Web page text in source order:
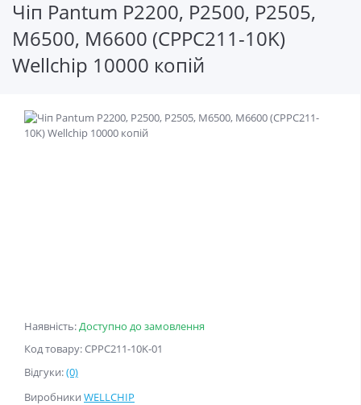
Чіп Pantum P2200, P2500, P2505,
M6500, M6600 (CPPC211-10K)
Wellchip 10000 копій
Наявність:Доступно до замовлення
Код товару: CPPC211-10K-01
Відгуки:(0)
Виробники WELLCHIP